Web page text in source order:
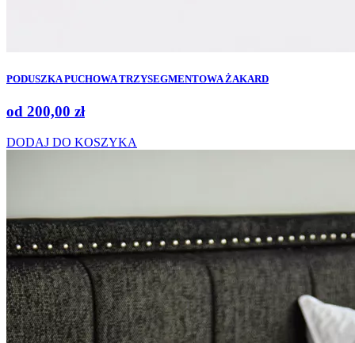
PODUSZKA PUCHOWA TRZYSEGMENTOWA ŻAKARD
od 200,00 zł
DODAJ DO KOSZYKA